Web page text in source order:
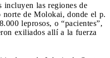
incluyen las regiones de
de Molokai, donde el p.
leprosos, o “pacientes”,
exiliados allí a la fuerza